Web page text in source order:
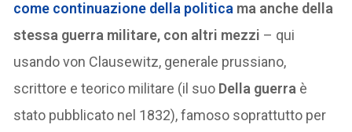
come continuazione della politica ma anche della
stessa guerra militare, con altri mezzi – qui
usando von Clausewitz, generale prussiano,
scrittore e teorico militare (il suo Della guerra è
stato pubblicato nel 1832), famoso soprattutto per